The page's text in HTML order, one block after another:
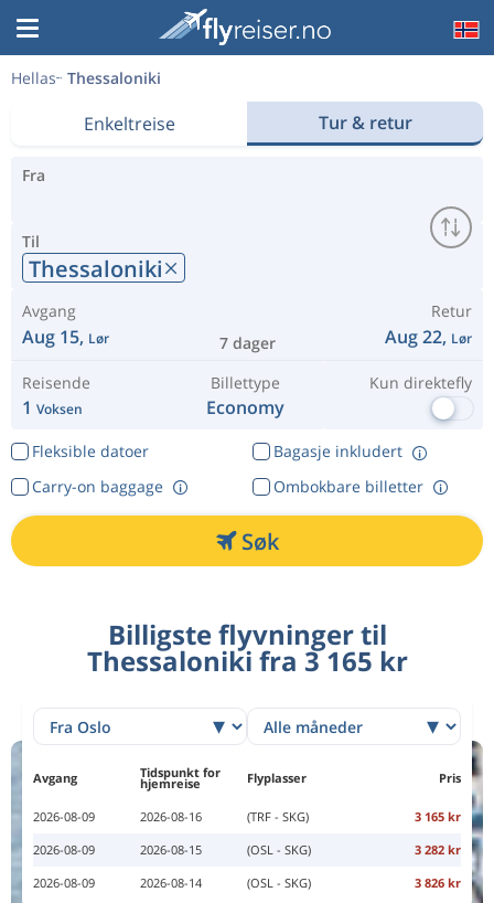
Hellas Thessaloniki
Enkeltreise Tur & retur
Fra
Til
Thessaloniki
Avgang
Aug 15, Lør 7 dager
Retur
Aug 22, Lør
Reisende
1 Voksen
Billettype
Economy
Kun direktefly
Fleksible datoer
Bagasje inkludert
Ombokbare billetter
Carry-on baggage
Søk
Billigste flyvninger til
Thessaloniki fra 3 165 kr
Avgang Tidspunkt for
hjemreise Flyplasser Pris
2026-08-09 2026-08-16 (TRF - SKG)
3 165 kr
2026-08-09
2026-08-15 (OSL - SKG)
3 282 kr
2026-08-09
2026-08-14 (OSL - SKG) 3 826 kr